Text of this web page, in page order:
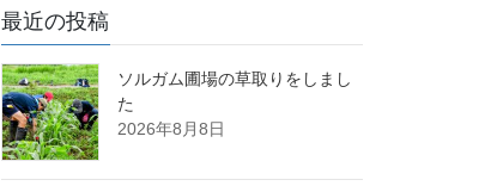
最近の投稿
ソルガム圃場の草取りをしまし
た
2026年8月8日